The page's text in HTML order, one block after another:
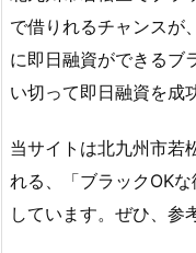
で借りれるチャンスが
に即日融資ができるブ
い切って即日融資を成
当サイトは北九州市若
れる、「ブラックOK
しています。ぜひ、参